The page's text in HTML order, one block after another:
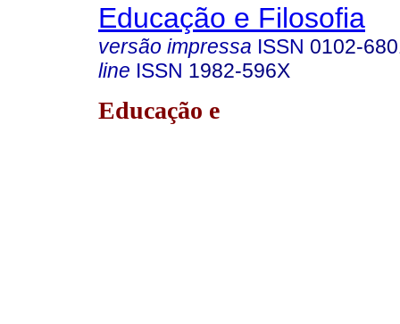
Educação e Filosofia
versão impressa ISSN 0102-
line ISSN 1982-596X
Educação e